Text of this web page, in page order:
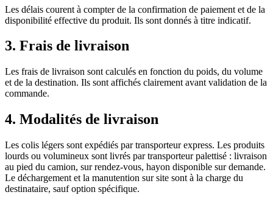
Les délais courent à compter de la confirmation de paiement et de la
disponibilité effective du produit. Ils sont donnés à titre indicatif.
3. Frais de livraison
Les frais de livraison sont calculés en fonction du poids, du volume
et de la destination. Ils sont affichés clairement avant validation de la
commande.
4. Modalités de livraison
Les colis légers sont expédiés par transporteur express. Les produits
lourds ou volumineux sont livrés par transporteur palettisé : livraison
au pied du camion, sur rendez-vous, hayon disponible sur demande.
Le déchargement et la manutention sur site sont à la charge du
destinataire, sauf option spécifique.